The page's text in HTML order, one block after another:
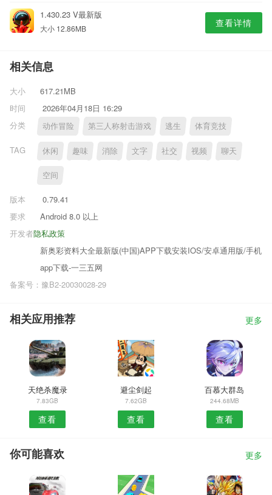
1.430.23 V最新版
大小 12.86MB 查看详情
相关信息
大小
617.21MB
时间
2026年04月18日 16:29
分类
动作冒险 第三人称射击游戏 逃生 体育竞技
TAG 休闲 趣味 消除 文字 社交 视频 聊天
空间
版本
0.79.41
要求
Android 8.0 以上
隐私政策
开发者
新奥彩资料大全最新版(中国)APP下载安装IOS/安卓通用版/手机
app下载-一三五网
备案号：豫B2-20030028-29
相关应用推荐 更多
天绝杀魔录
7.83GB
查看
避尘剑起
7.62GB
查看
百慕大群岛
244.68MB
查看
你可能喜欢 更多